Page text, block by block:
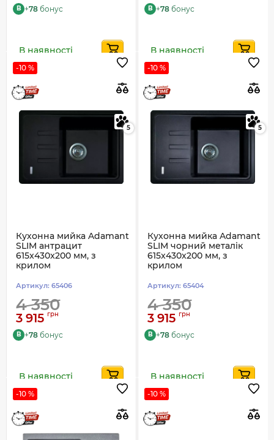
B +78 бонус
В наявності
B +78 бонус
В наявності
-10 %
5
Кухонна мийка Adamant
SLIM антрацит
615x430x200 мм, з
крилом
Артикул: 65406
4 350
3 915 грн
B +78 бонус
В наявності
-10 %
5
Кухонна мийка Adamant
SLIM чорний металік
615x430x200 мм, з
крилом
Артикул: 65404
4 350
3 915 грн
B +78 бонус
В наявності
-10 % -10 %